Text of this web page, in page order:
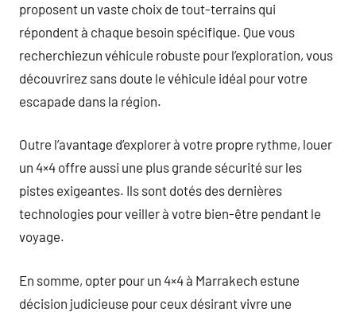
proposent un vaste choix de tout-terrains qui
répondent à chaque besoin spécifique. Que vous
recherchiezun véhicule robuste pour l’exploration, vous
découvrirez sans doute le véhicule idéal pour votre
escapade dans la région.
Outre l’avantage d’explorer à votre propre rythme, louer
un 4×4 offre aussi une plus grande sécurité sur les
pistes exigeantes. Ils sont dotés des dernières
technologies pour veiller à votre bien-être pendant le
voyage.
En somme, opter pour un 4×4 à Marrakech estune
décision judicieuse pour ceux désirant vivre une